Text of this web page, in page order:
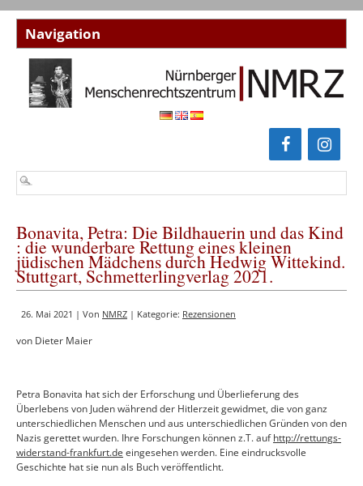
Bonavita, Petra: Die Bildhauerin und das Kind
: die wunderbare Rettung eines kleinen
jüdischen Mädchens durch Hedwig Wittekind.
Stuttgart, Schmetterlingverlag 2021.
26. Mai 2021 | Von NMRZ | Kategorie: Rezensionen
von Dieter Maier
Petra Bonavita hat sich der Erforschung und Überlieferung des
Überlebens von Juden während der Hitlerzeit gewidmet, die von ganz
unterschiedlichen Menschen und aus unterschiedlichen Gründen von den
Nazis gerettet wurden. Ihre Forschungen können z.T. aufhttp://rettungs-
widerstand-frankfurt.de eingesehen werden. Eine eindrucksvolle
Geschichte hat sie nun als Buch veröffentlicht.